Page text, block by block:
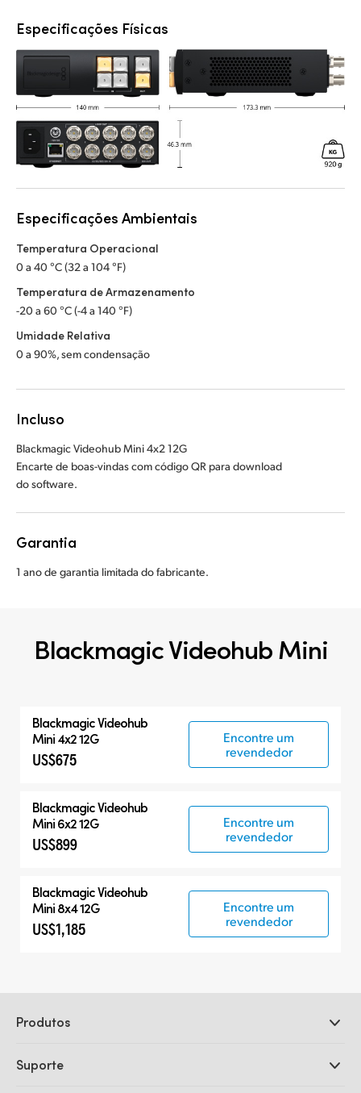
Especificações Físicas
Especificações Ambientais
Temperatura Operacional
0 a 40 °C (32 a 104 °F)
Temperatura de Armazenamento
-20 a 60 °C (-4 a 140 °F)
Umidade Relativa
0 a 90%, sem condensação
Incluso
Blackmagic Videohub Mini 4x2 12G
Encarte de boas-vindas com código QR para download
do software.
Garantia
1 ano de garantia limitada do fabricante.
Blackmagic Videohub Mini
Blackmagic Videohub
Mini 4x2 12G
US$675
Encontre um
revendedor
Blackmagic Videohub
Mini 6x2 12G
US$899
Encontre um
revendedor
Blackmagic Videohub
Mini 8x4 12G
US$1,185
Encontre um
revendedor
Produtos
DaVinci Resolve e Fusion
Suporte